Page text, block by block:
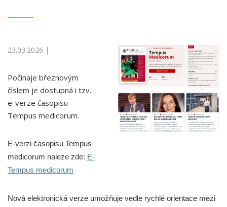
23.03.2026 |
Počínaje březnovým
číslem je dostupná i tzv.
e-verze časopisu
Tempus medicorum.
E-verzi časopisu Tempus
medicorum naleze zde: E-
Tempus medicorum
Nová elektronická verze umožňuje vedle rychlé orientace mezi